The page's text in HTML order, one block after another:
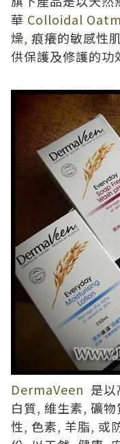
華 Colloidal
燥, 痕癢的敏感性
供保護及修護的功
DermaVeen 是
白質, 維生素, 礦物
性, 色素, 羊脂, 或